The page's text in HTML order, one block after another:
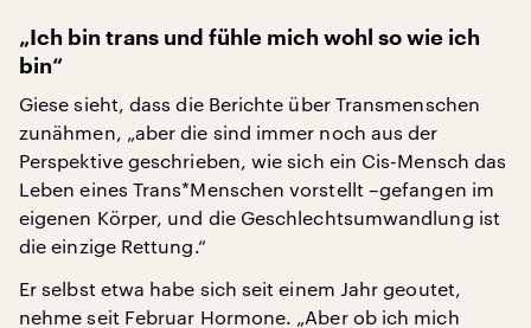
„Ich bin trans und fühle mich wohl so wie ich
bin“
Giese sieht, dass die Berichte über Transmenschen
zunähmen, „aber die sind immer noch aus der
Perspektive geschrieben, wie sich ein Cis-Mensch das
Leben eines Trans*Menschen vorstellt –gefangen im
eigenen Körper, und die Geschlechtsumwandlung ist
die einzige Rettung.“
Er selbst etwa habe sich seit einem Jahr geoutet,
nehme seit Februar Hormone. „Aber ob ich mich